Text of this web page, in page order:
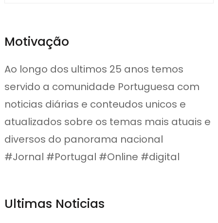
Motivação
Ao longo dos ultimos 25 anos temos
servido a comunidade Portuguesa com
noticias diárias e conteudos unicos e
atualizados sobre os temas mais atuais e
diversos do panorama nacional
#Jornal #Portugal #Online #digital
Ultimas Noticias